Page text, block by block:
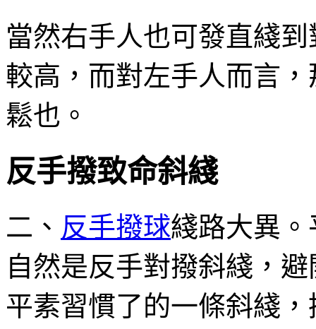
當然右手人也可發直綫
較高，而對左手人而言
鬆也。
反手撥致命斜綫
二、 反手撥球綫路大異
自然是反手對撥斜綫，
平素習慣了的一條斜綫